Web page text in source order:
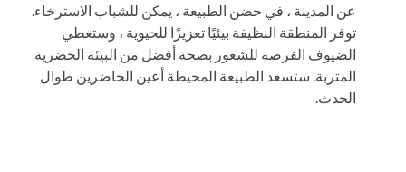
عن المدينة ، في حضن الطبيعة ، يمكن للشباب الاسترخاء.
توفر المنطقة النظيفة بيئيًا تعزيزًا للحيوية ، وستعطي
الضيوف الفرصة للشعور بصحة أفضل من البيئة الحضرية
المتربة. ستسعد الطبيعة المحيطة أعين الحاضرين طوال
الحدث.